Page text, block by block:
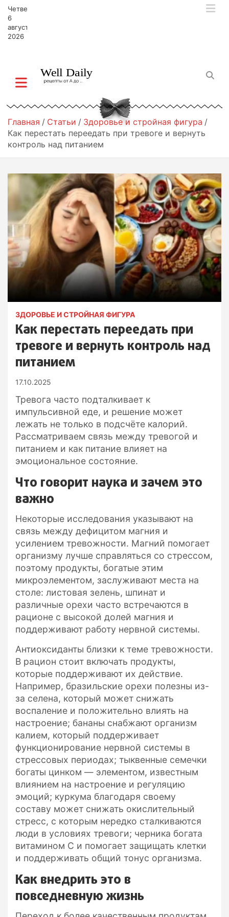
Четверг,
6
августа,
2026
Главная Статьи
Здоровье и стройная фигура
Как перестать переедать при тревоге и вернуть
контроль над питанием
ЗДОРОВЬЕ И СТРОЙНАЯ ФИГУРА
Как перестать переедать при
тревоге и вернуть контроль над
питанием
17.10.2025
Тревога часто подталкивает к
импульсивной еде, и решение может
лежать не только в подсчёте калорий.
Рассматриваем связь между тревогой и
питанием и как питание влияет на
эмоциональное состояние.
Что говорит наука и зачем это
важно
Некоторые исследования указывают на
связь между дефицитом магния и
усилением тревожности. Магний помогает
организму лучше справляться со стрессом,
поэтому продукты, богатые этим
микроэлементом, заслуживают места на
столе: листовая зелень, шпинат и
различные орехи часто встречаются в
рационе с высокой долей магния и
поддерживают работу нервной системы.
Антиоксиданты близки к теме тревожности.
В рацион стоит включать продукты,
которые поддерживают их действие.
Например, бразильские орехи полезны из-
за селена, который может снижать
воспаление и положительно влиять на
настроение; бананы снабжают организм
калием, который поддерживает
функционирование нервной системы в
стрессовых периодах; тыквенные семечки
богаты цинком — элементом, известным
влиянием на настроение и регуляцию
эмоций; куркума благодаря своему
составу может снижать окислительный
стресс, с которым нередко сталкиваются
люди в условиях тревоги; черника богата
витамином С и помогает защищать клетки
и поддерживать общий тонус организма.
Как внедрить это в
повседневную жизнь